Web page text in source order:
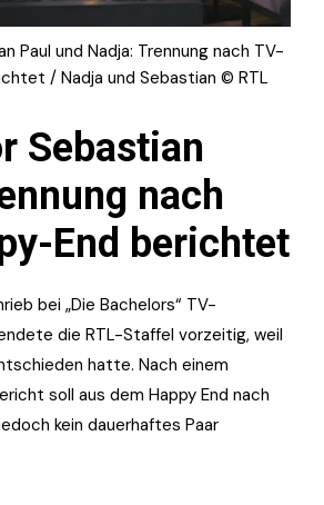
Paul und Nadja: Trennung nach TV-
/ Nadja und Sebastian © RTL
Sebastian
nach
End berichtet
bei „Die Bachelors“ TV-
die RTL-Staffel vorzeitig, weil
hatte. Nach einem
soll aus dem Happy End nach
kein dauerhaftes Paar